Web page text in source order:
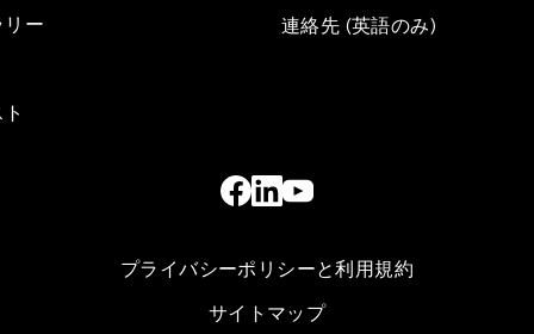
リー
連絡先 (英語のみ)
プライバシーポリシーと利用規約
サイトマップ